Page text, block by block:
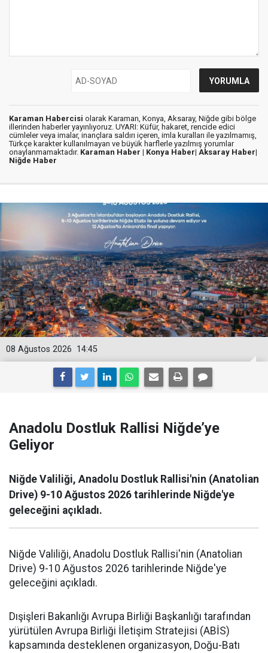
Karaman Habercisi olarak Karaman, Konya, Aksaray, Niğde gibi bölge
illerinden haberler yayınlıyoruz. UYARI: Küfür, hakaret, rencide edici
cümleler veya imalar, inançlara saldırı içeren, imla kuralları ile yazılmamış,
Türkçe karakter kullanılmayan ve büyük harflerle yazılmış yorumlar
onaylanmamaktadır. Karaman Haber | Konya Haber| Aksaray Haber|
Niğde Haber
14:45
08 Ağustos 2026
Anadolu Dostluk Rallisi Niğde’ye
Geliyor
Niğde Valiliği, Anadolu Dostluk Rallisi'nin (Anatolian
Drive) 9-10 Ağustos 2026 tarihlerinde Niğde'ye
geleceğini açıkladı.
Niğde Valiliği, Anadolu Dostluk Rallisi'nin (Anatolian
Drive) 9-10 Ağustos 2026 tarihlerinde Niğde'ye
geleceğini açıkladı.
Dışişleri Bakanlığı Avrupa Birliği Başkanlığı tarafından
yürütülen Avrupa Birliği İletişim Stratejisi (ABİS)
kapsamında desteklenen organizasyon, Doğu-Batı